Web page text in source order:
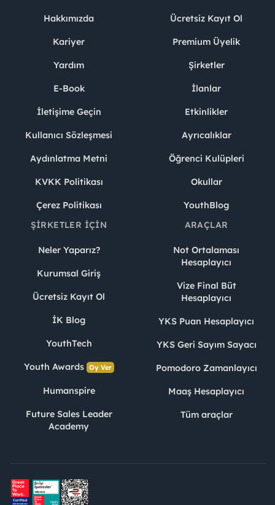
Hakkımızda
Kariyer
Yardım
E-Book
İletişime Geçin
Kullanıcı Sözleşmesi
Aydınlatma Metni
KVKK Politikası
Çerez Politikası
Ücretsiz Kayıt Ol
Premium Üyelik
Şirketler
İlanlar
Etkinlikler
Ayrıcalıklar
Öğrenci Kulüpleri
Okullar
YouthBlog
ŞIRKETLER İÇIN
Neler Yaparız?
Kurumsal Giriş
Ücretsiz Kayıt Ol
İK Blog
YouthTech
Youth Awards Oy Ver
Humanspire
Future Sales Leader
Academy
ARAÇLAR
Not Ortalaması
Hesaplayıcı
Vize Final Büt
Hesaplayıcı
YKS Puan Hesaplayıcı
YKS Geri Sayım Sayacı
Pomodoro Zamanlayıcı
Maaş Hesaplayıcı
Tüm araçlar